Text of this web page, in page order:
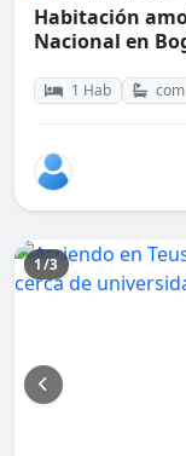
Habitación
Nacional en
1 Hab com
1/3